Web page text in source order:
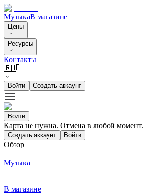
МузыкаВ магазине
Цены
Ресурсы
Контакты
🇷🇺
Войти Создать аккаунт
Войти
Карта не нужна. Отмена в любой момент.
Создать аккаунт Войти
Обзор
Музыка
В магазине